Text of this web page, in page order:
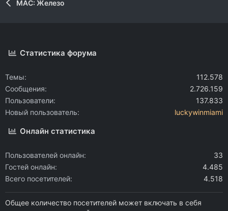
MAC: Железо
Статистика форума
Темы
112.578
Сообщения
2.726.159
Пользователи
137.833
Новый пользователь
luckywinmiami
Онлайн статистика
Пользователей онлайн
33
Гостей онлайн
4.485
Всего посетителей
4.518
Общее количество посетителей может включать в себя